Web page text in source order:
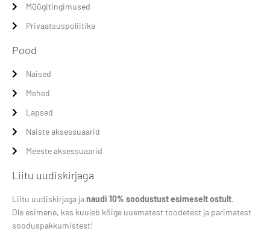
Müügitingimused
Privaatsuspoliitika
Pood
Naised
Mehed
Lapsed
Naiste aksessuaarid
Meeste aksessuaarid
Liitu uudiskirjaga
Liitu uudiskirjaga janaudi 10% soodustust esimeselt ostult.
Ole esimene, kes kuuleb kõige uuematest toodetest ja parimatest
sooduspakkumistest!